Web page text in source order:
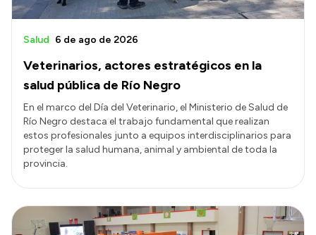
Veterinarios, actores estratégicos en la
salud pública de Río Negro
Salud 6 de ago de 2026
En el marco del Día del Veterinario, el Ministerio de Salud de
Río Negro destaca el trabajo fundamental que realizan
estos profesionales junto a equipos interdisciplinarios para
proteger la salud humana, animal y ambiental de toda la
provincia.